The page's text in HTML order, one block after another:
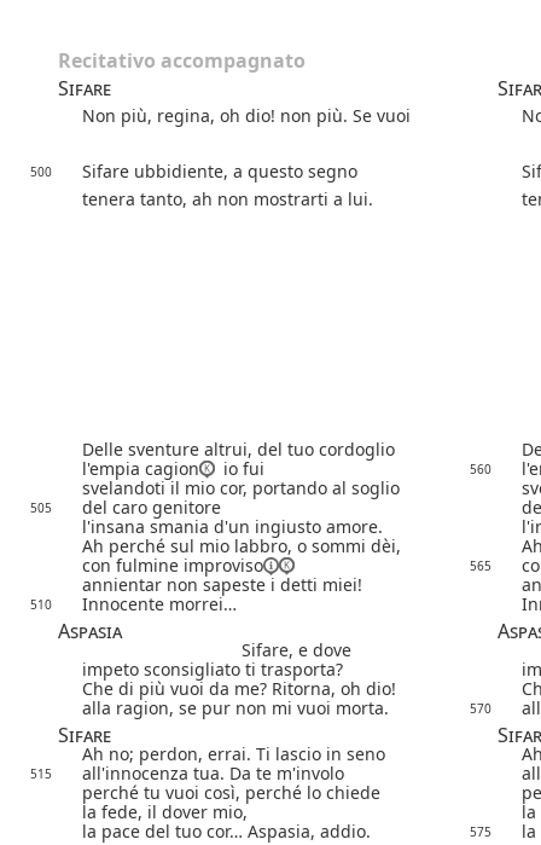
Recitativo accompagnato
Sifare
Non più, regina, oh dio! non più. Se vuoi
500 Sifare ubbidiente, a questo segno
tenera tanto, ah non mostrarti a lui.
Delle sventure altrui, del tuo cordoglio
l'empia cagion
io fui 560
svelandoti il mio cor, portando al soglio
505 del caro genitore
l'insana smania d'un ingiusto amore.
Ah perché sul mio labbro, o sommi dèi,
con fulmine improviso 565
annientar non sapeste i detti miei!
510 Innocente morrei…
Aspasia
Sifare, e dove
impeto sconsigliato ti trasporta?
Che di più vuoi da me? Ritorna, oh dio!
alla ragion, se pur non mi vuoi morta.
570
Sifare
Ah no; perdon, errai. Ti lascio in seno
515 all'innocenza tua. Da te m'involo
perché tu vuoi così, perché lo chiede
la fede, il dover mio,
la
la pace del tuo cor… Aspasia, addio.
575 la